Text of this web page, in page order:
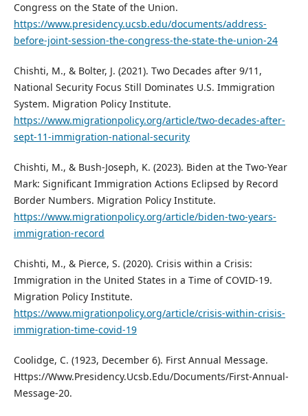
Congress on the State of the Union.
https://www.presidency.ucsb.edu/documents/address-
before-joint-session-the-congress-the-state-the-union-24
Chishti, M., & Bolter, J. (2021). Two Decades after 9/11,
National Security Focus Still Dominates U.S. Immigration
System. Migration Policy Institute.
https://www.migrationpolicy.org/article/two-decades-after-
sept-11-immigration-national-security
Chishti, M., & Bush-Joseph, K. (2023). Biden at the Two-Year
Mark: Significant Immigration Actions Eclipsed by Record
Border Numbers. Migration Policy Institute.
https://www.migrationpolicy.org/article/biden-two-years-
immigration-record
Chishti, M., & Pierce, S. (2020). Crisis within a Crisis:
Immigration in the United States in a Time of COVID-19.
Migration Policy Institute.
https://www.migrationpolicy.org/article/crisis-within-crisis-
immigration-time-covid-19
Coolidge, C. (1923, December 6). First Annual Message.
Https://Www.Presidency.Ucsb.Edu/Documents/First-Annual-
Message-20.